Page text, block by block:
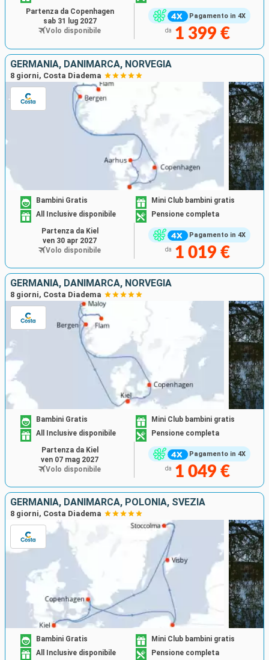
Pagamento in 4X
da 1 399 €
Partenza da Copenhagen
sab 31 lug 2027
Volo disponibile
GERMANIA, DANIMARCA, NORVEGIA
8 giorni, Costa Diadema
Pagamento in 4X
Bambini Gratis
Mini Club bambini gratis
All Inclusive disponibile
Pensione completa
da 1 019 €
Partenza da Kiel
ven 30 apr 2027
Volo disponibile
GERMANIA, DANIMARCA, NORVEGIA
8 giorni, Costa Diadema
Pagamento in 4X
Bambini Gratis
Mini Club bambini gratis
All Inclusive disponibile
Pensione completa
da 1 049 €
Partenza da Kiel
ven 07 mag 2027
Volo disponibile
GERMANIA, DANIMARCA, POLONIA, SVEZIA
8 giorni, Costa Diadema
Bambini Gratis
Mini Club bambini gratis
All Inclusive disponibile
Pensione completa